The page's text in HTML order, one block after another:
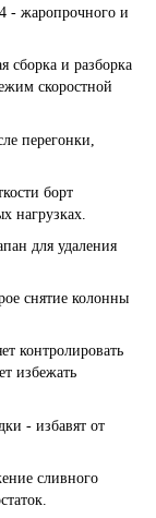
- жаропрочного и
сборка и разборка
скоростной
перегонки,
борт
нагрузках.
для удаления
снятие колонны
контролировать
избежать
- избавят от
сливного